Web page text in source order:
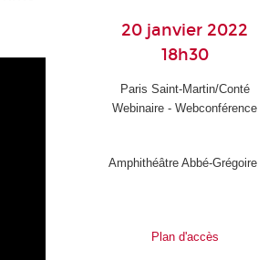
20 janvier 2022
18h30
Paris Saint-Martin/Conté
Webinaire - Webconférence
Amphithéâtre Abbé-Grégoire,
Plan d'accès